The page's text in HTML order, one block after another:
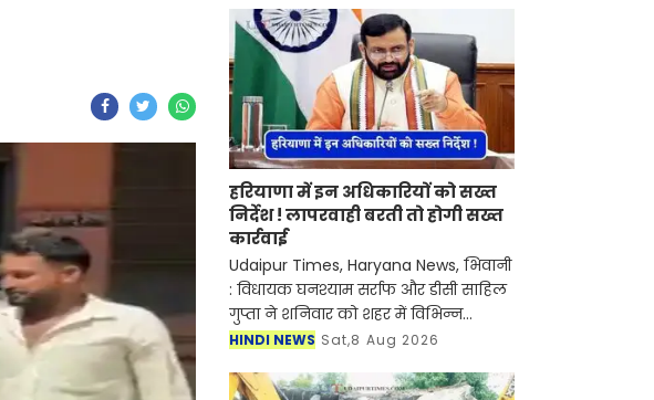
हरियाणा में इन अधिकारियों को सख्त
निर्देश ! लापरवाही बरती तो होगी सख्त
कार्रवाई
Udaipur Times, Haryana News, भिवानी
: विधायक घनश्याम सर्राफ और डीसी साहिल
गुप्ता ने शनिवार को शहर में विभिन्न
डिस्पोजलों पर जाकर बरसाती पानी की
स्वास्थ्य अभियांत्रिकी
HINDI NEWS Sat,8 Aug 2026